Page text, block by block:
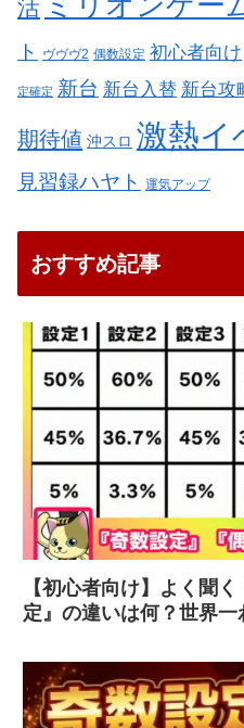
活
ト
ヴヴヴ2 偶数設定 初心者向け
定確定 新台 新台入替 新台攻
期待値 沖スロ 激熱イ
見習録ハヤト 運気アップ
おすすめ記事
【初心者向け】よく聞
定』の違いは何？世界